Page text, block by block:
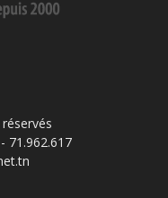
71.962.617